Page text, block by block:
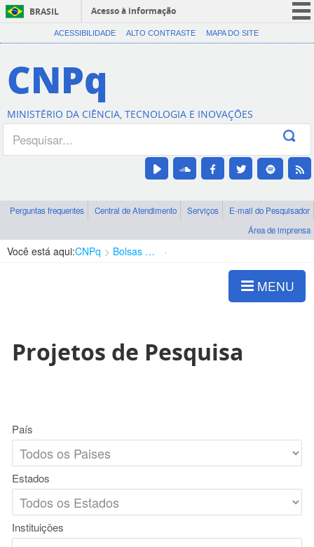
BRASIL
Acesso à informação
CORONAVÍRUS (COVID-19)
Canais
ACESSIBILIDADE ALTO CONTRASTE MAPA DO SITE
CNPq
MINISTÉRIO DA CIÊNCIA, TECNOLOGIA E INOVAÇÕES
Perguntas frequentes Central de Atendimento Serviços
E-mail do Pesquisador
Área de imprensa
Você está aqui:CNPq Bolsas e Auxílios Vigentes
MENU
Projetos de Pesquisa
País
Estados
Instituições